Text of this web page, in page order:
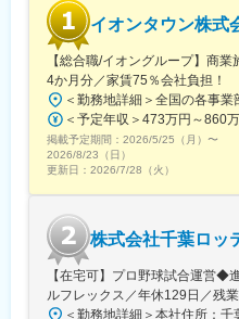
イオンタウン株式
【総合職/イオングループ】商
4か月分／家賃75％会社負担！
掲載予定期間： 2026/5/25（月） 〜
2026/8/23（日）
更新日： 2026/7/28（火）
株式会社千葉ロッ
【在宅可】プロ野球試合運営◆
ルフレックス／年休129日／残